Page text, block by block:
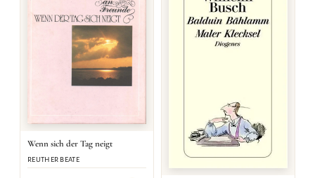
Wenn sich der Tag neigt
REUTHER BEATE